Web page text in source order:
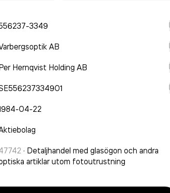
3349
AB
Hernqvist Holding AB
04-22
· Detaljhandel med glasögon och andra
artiklar utom fotoutrustning